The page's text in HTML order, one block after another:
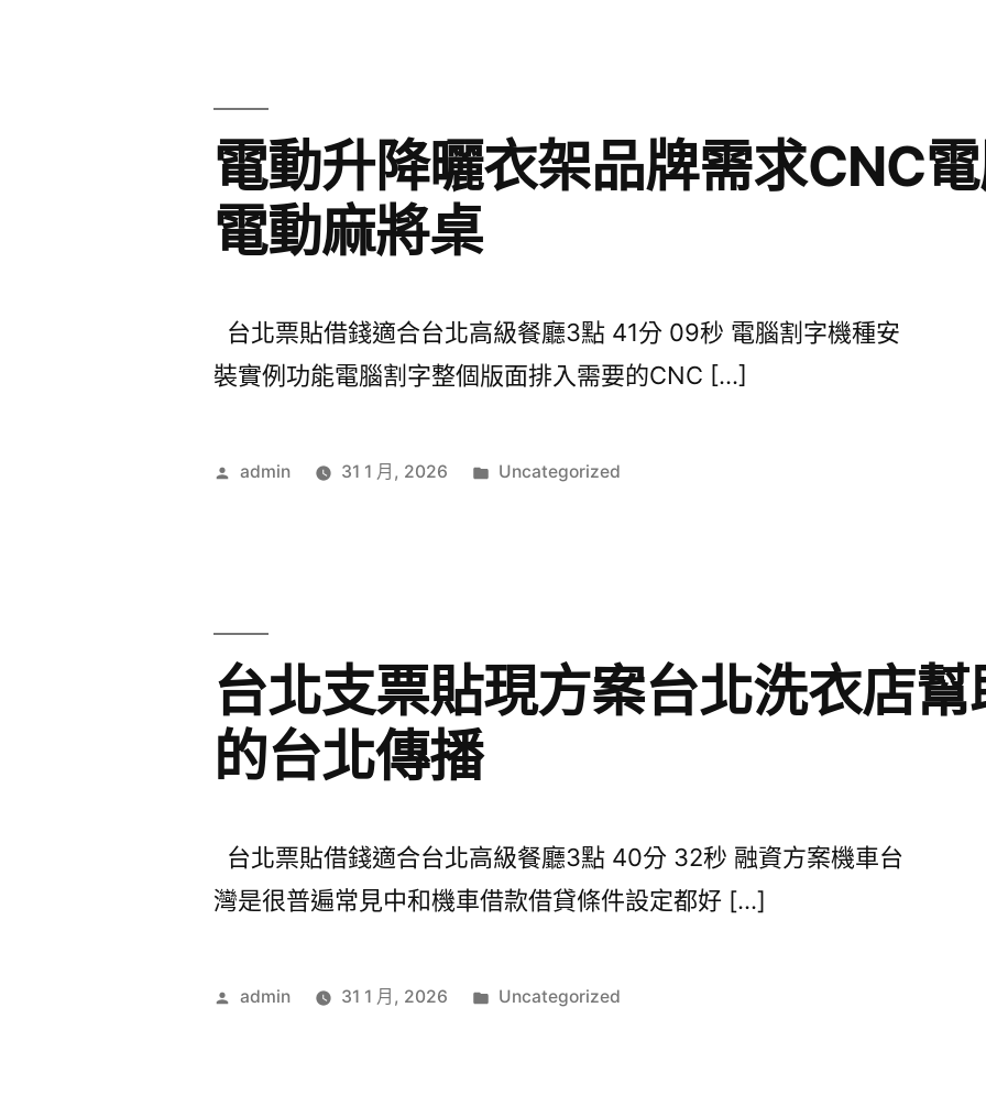
電動升降曬衣架品牌需求CNC
電動麻將桌
台北票貼借錢適合台北高級餐廳3點 41分 09秒 電腦割字機種安
裝實例功能電腦割字整個版面排入需要的CNC […]
作
admin 31 1 月, 2026
分
Uncategorized
台北支票貼現方案台北洗衣店
的台北傳播
台北票貼借錢適合台北高級餐廳3點 40分 32秒 融資方案機車台
灣是很普遍常見中和機車借款借貸條件設定都好 […]
作
admin 31 1 月, 2026
分
Uncategorized